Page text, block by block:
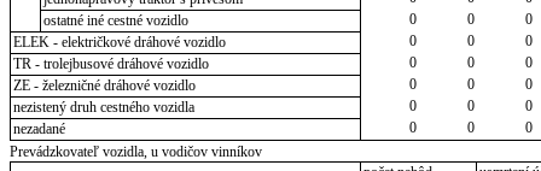
ostatné iné cestné vozidlo
0 0 0
ELEK - električkové dráhové vozidlo
0 0 0
TR - trolejbusové dráhové vozidlo
0 0 0
ZE - železničné dráhové vozidlo
0 0 0
nezistený druh cestného vozidla
0 0 0
nezadané
0 0 0
Prevádzkovateľ vozidla, u vodičov vinníkov